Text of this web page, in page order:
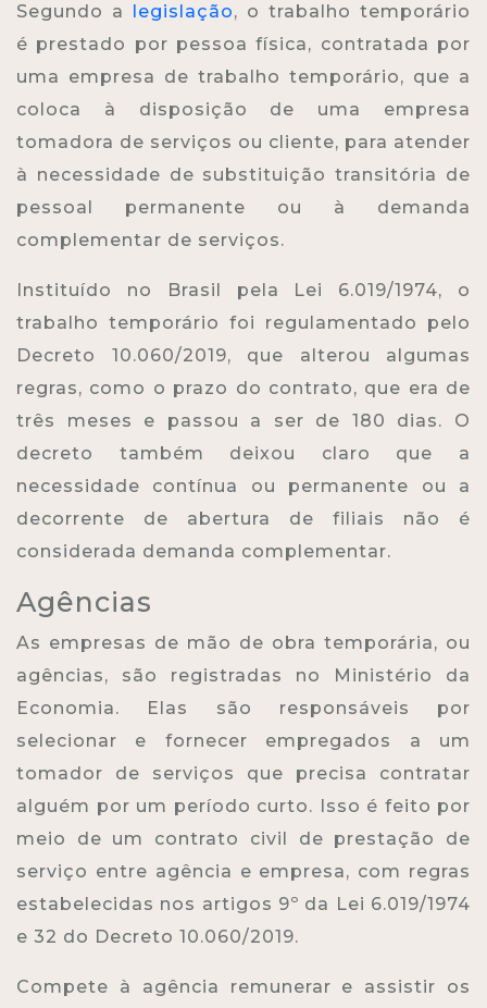
Segundo a legislação, o trabalho temporário
é prestado por pessoa física, contratada por
uma empresa de trabalho temporário, que a
coloca à disposição de uma empresa
tomadora de serviços ou cliente, para atender
à necessidade de substituição transitória de
pessoal permanente ou à demanda
complementar de serviços.
Instituído no Brasil pela Lei 6.019/1974, o
trabalho temporário foi regulamentado pelo
Decreto 10.060/2019, que alterou algumas
regras, como o prazo do contrato, que era de
três meses e passou a ser de 180 dias. O
decreto também deixou claro que a
necessidade contínua ou permanente ou a
decorrente de abertura de filiais não é
considerada demanda complementar.
Agências
As empresas de mão de obra temporária, ou
agências, são registradas no Ministério da
Economia. Elas são responsáveis por
selecionar e fornecer empregados a um
tomador de serviços que precisa contratar
alguém por um período curto. Isso é feito por
meio de um contrato civil de prestação de
serviço entre agência e empresa, com regras
estabelecidas nos artigos 9º da Lei 6.019/1974
e 32 do Decreto 10.060/2019.
Compete à agência remunerar e assistir os